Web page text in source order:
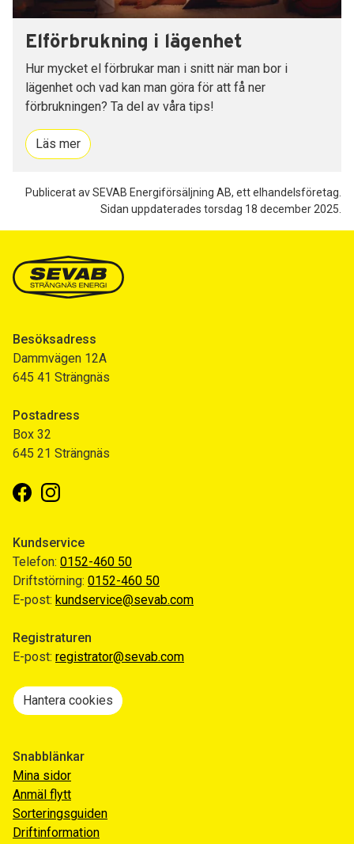
Elförbrukning i lägenhet
Hur mycket el förbrukar man i snitt när man bor i
lägenhet och vad kan man göra för att få ner
förbrukningen? Ta del av våra tips!
Läs mer
Publicerat av SEVAB Energiförsäljning AB, ett elhandelsföretag.
Sidan uppdaterades torsdag 18 december 2025.
Besöksadress
Dammvägen 12A
645 41 Strängnäs
Postadress
Box 32
645 21 Strängnäs
FacebookInstagram
Kundservice
Telefon: 0152-460 50
Driftstörning: 0152-460 50
E-post: kundservice@sevab.com
Registraturen
E-post: registrator@sevab.com
Hantera cookies
Snabblänkar
Mina sidor
Anmäl flytt
Sorteringsguiden
Driftinformation